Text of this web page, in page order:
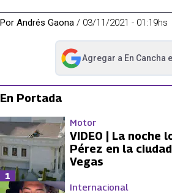
Por Andrés Gaona / 03/11/2021 - 01:19hs
Agregar a En Cancha
abre en nueva pestaña
En Portada
Motor
VIDEO | La noche
Pérez en la
Vegas
1
Internacional